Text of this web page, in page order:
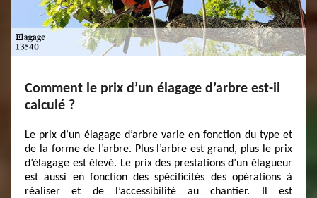
Comment le prix d’un élagage d’arbre est-il
calculé ?
Le prix d’un élagage d’arbre varie en fonction du type et
de la forme de l’arbre. Plus l’arbre est grand, plus le prix
d’élagage est élevé. Le prix des prestations d’un élagueur
est aussi en fonction des spécificités des opérations à
réaliser et de l’accessibilité au chantier. Il est